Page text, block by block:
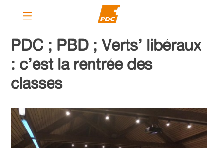
Le PDC Vernier
Nos actions
Calendrier
Contact
Liens
PDC ; PBD ; Verts’ libéraux
: c’est la rentrée des
classes